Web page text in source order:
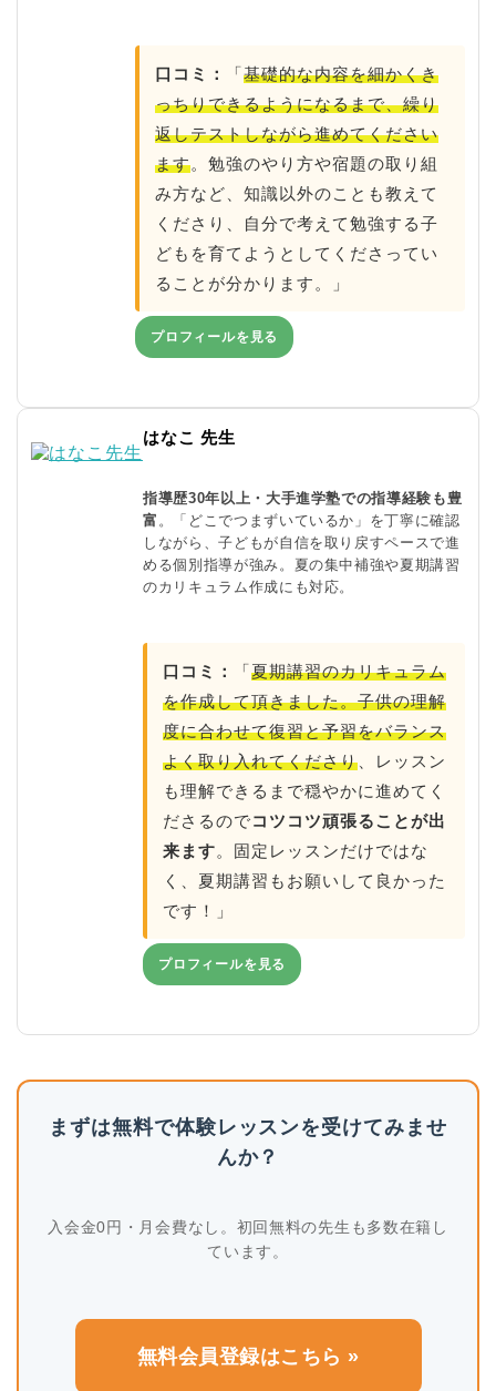
口コミ： 「基礎的な内容を細かくき
っちりできるようになるまで、繰り
返しテストしながら進めてください
ます。勉強のやり方や宿題の取り組
み方など、知識以外のことも教えて
くださり、自分で考えて勉強する子
どもを育てようとしてくださってい
ることが分かります。」
プロフィールを見る
はなこ 先生
指導歴30年以上・大手進学塾での指導経験も豊
富 。「どこでつまずいているか」を丁寧に確認
しながら、子どもが自信を取り戻すペースで進
める個別指導が強み。夏の集中補強や夏期講習
のカリキュラム作成にも対応。
口コミ： 「夏期講習のカリキュラム
を作成して頂きました。子供の理解
度に合わせて復習と予習をバランス
よく取り入れてくださり 、レッスン
も理解できるまで穏やかに進めてく
ださるのでコツコツ頑張ることが出
来ます。固定レッスンだけではな
く、夏期講習もお願いして良かった
です！」
プロフィールを見る
まずは無料で体験レッスンを受けてみませ
んか？
入会金0円・月会費なし。初回無料の先生も多数在籍し
ています。
無料会員登録はこちら »